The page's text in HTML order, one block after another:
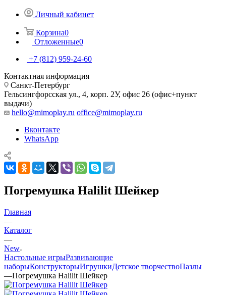
Личный кабинет
Корзина0
Отложенные0
+7 (812) 959-24-60
Контактная информация
Санкт-Петербург
Гельсингфорсская ул., 4, корп. 2У, офис 26 (офис+пункт
выдачи)
hello@mimoplay.ru office@mimoplay.ru
Вконтакте
WhatsApp
Погремушка Halilit Шейкер
Главная
—
Каталог
—
New
Настольные игрыРазвивающие
наборыКонструкторыИгрушкиДетское творчествоПазлы
—Погремушка Halilit Шейкер